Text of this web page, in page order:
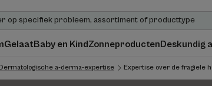
GelaatBaby en KindZonneproductenDeskundig
a-derma-expertise Expertise over de fragiele